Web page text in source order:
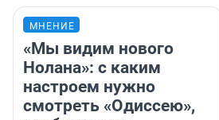
МНЕНИЕ
«Мы видим нового
Нолана»: с каким
настроем нужно
смотреть «Одиссею»,